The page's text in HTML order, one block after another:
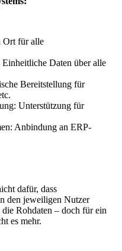
Ort für alle
Daten über alle
Bereitstellung für
Unterstützung für
Anbindung an ERP-
dafür, dass
den jeweiligen Nutzer
Rohdaten – doch für ein
es mehr.